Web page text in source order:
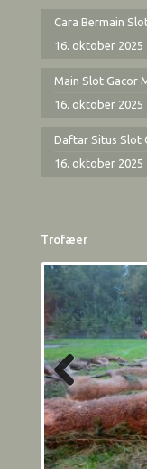
Cara Bermain
16. oktober 2025
Main Slot Gacor
16. oktober 2025
Daftar Situs Slot
16. oktober 2025
Trofæer
Previous